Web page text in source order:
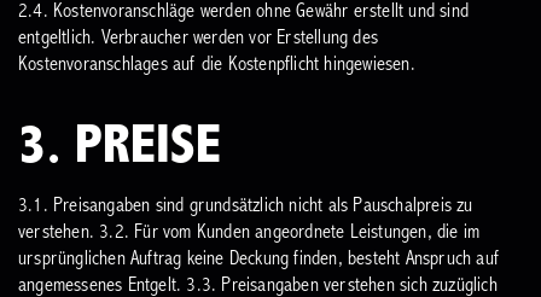
2.4. Kostenvoranschläge werden ohne Gewähr erstellt und sind
entgeltlich. Verbraucher werden vor Erstellung des
Kostenvoranschlages auf die Kostenpflicht hingewiesen.
3. PREISE
3.1. Preisangaben sind grundsätzlich nicht als Pauschalpreis zu
verstehen. 3.2. Für vom Kunden angeordnete Leistungen, die im
ursprünglichen Auftrag keine Deckung finden, besteht Anspruch auf
angemessenes Entgelt. 3.3. Preisangaben verstehen sich zuzüglich